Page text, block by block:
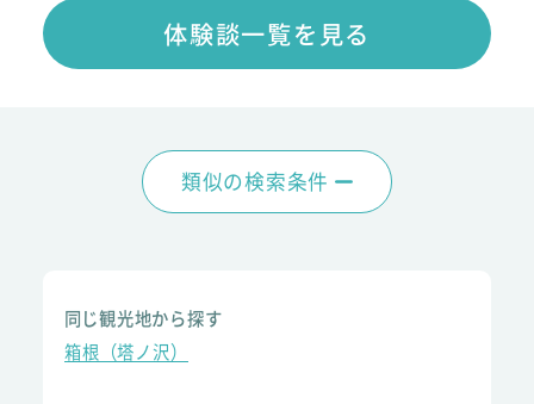
体験談一覧を見る
類似の検索条件
同じ観光地から探す
箱根（塔ノ沢）